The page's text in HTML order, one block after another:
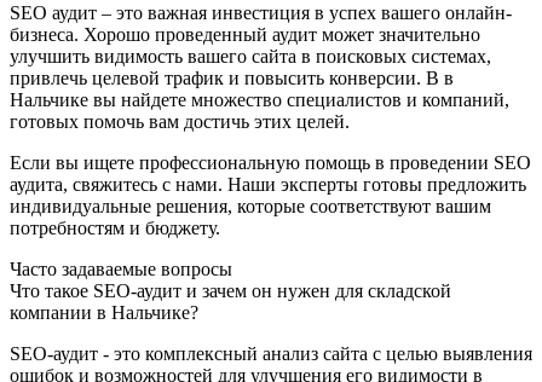
SEO аудит – это важная инвестиция в успех вашего онлайн-
бизнеса. Хорошо проведенный аудит может значительно
улучшить видимость вашего сайта в поисковых системах,
привлечь целевой трафик и повысить конверсии. В в
Нальчике вы найдете множество специалистов и компаний,
готовых помочь вам достичь этих целей.
Если вы ищете профессиональную помощь в проведении SEO
аудита, свяжитесь с нами. Наши эксперты готовы предложить
индивидуальные решения, которые соответствуют вашим
потребностям и бюджету.
Часто задаваемые вопросы
Что такое SEO-аудит и зачем он нужен для складской
компании в Нальчике?
SEO-аудит - это комплексный анализ сайта с целью выявления
ошибок и возможностей для улучшения его видимости в